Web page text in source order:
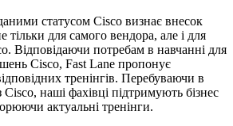
статусом Cisco визнає внесок
тільки для самого вендора, але і для
Відповідаючи потребам в навчанні для
Cisco, Fast Lane пропонує
тренінгів. Перебуваючи в
Cisco, наші фахівці підтримують бізнес
актуальні тренінги.